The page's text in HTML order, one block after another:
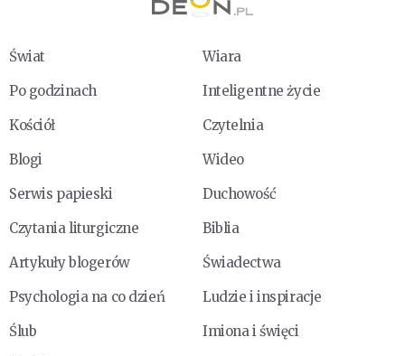
Świat
Wiara
Po godzinach
Inteligentne życie
Kościół
Czytelnia
Blogi
Wideo
Serwis papieski
Duchowość
Czytania liturgiczne
Biblia
Artykuły blogerów
Świadectwa
Psychologia na co dzień
Ludzie i inspiracje
Ślub
Imiona i święci